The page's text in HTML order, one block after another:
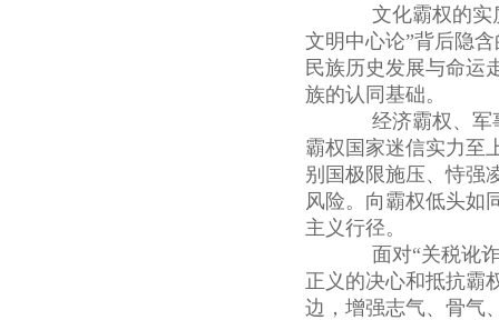
文化霸权的实质
文明中心论”背后隐
民族历史发展与命运
族的认同基础。
经济霸权、军事
霸权国家迷信实力至
别国极限施压、恃强
风险。向霸权低头如
主义行径。
面对“关税讹诈”
正义的决心和抵抗霸
边，增强志气、骨气